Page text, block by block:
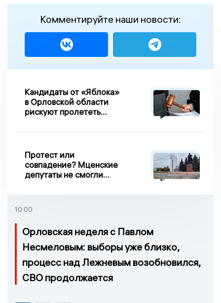
Комментируйте наши новости:
Кандидаты от «Яблока»
в Орловской области
рискуют пролететь
Протест или
совпадение? Мценские
депутаты не смогли
10:00
Орловская неделя с Павлом
Несмеловым: выборы уже близко,
процесс над Лежневым возобновился,
СВО продолжается